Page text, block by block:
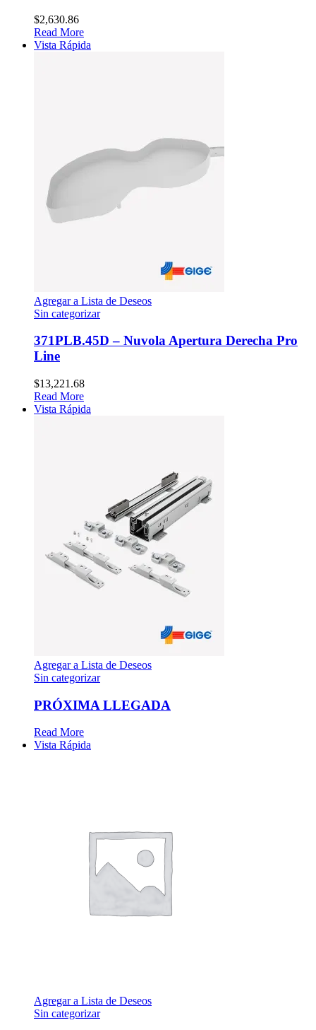
$2,630.86
Read More
Vista Rápida
Agregar a Lista de Deseos
Sin categorizar
371PLB.45D – Nuvola Apertura Derecha Pro
Line
$13,221.68
Read More
Vista Rápida
Agregar a Lista de Deseos
Sin categorizar
PRÓXIMA LLEGADA
Read More
Vista Rápida
Agregar a Lista de Deseos
Sin categorizar